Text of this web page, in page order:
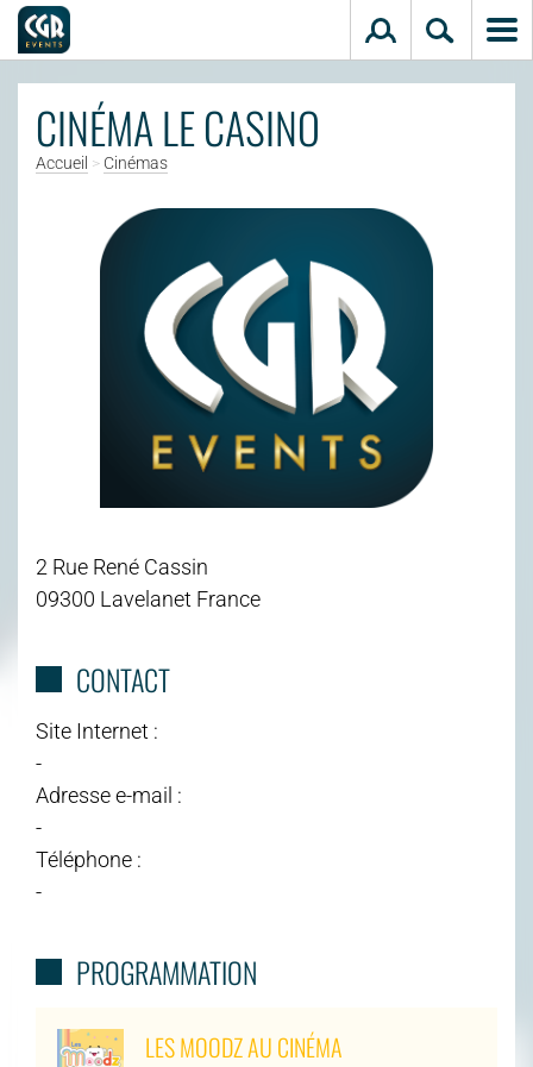
Aller au contenu principal
CINÉMA LE CASINO
Accueil > Cinémas
2 Rue René Cassin
09300 Lavelanet France
CONTACT
Site Internet :
-
Adresse e-mail :
-
Téléphone :
-
PROGRAMMATION
LES MOODZ AU CINÉMA